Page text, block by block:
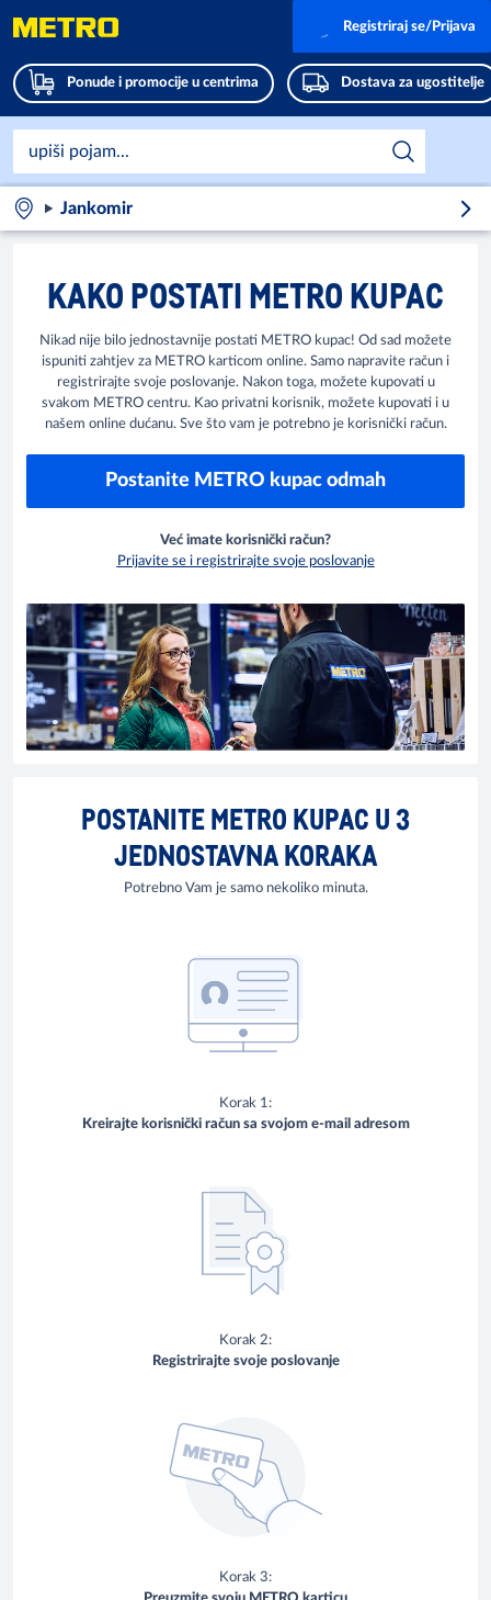
Ponude i promocije u centrima Dostava za ugostitelje
Registriraj se/Prijava
Jankomir
KAKO POSTATI METRO KUPAC
Nikad nije bilo jednostavnije postati METRO kupac! Od sad možete
ispuniti zahtjev za METRO karticom online. Samo napravite račun i
registrirajte svoje poslovanje. Nakon toga, možete kupovati u
svakom METRO centru. Kao privatni korisnik, možete kupovati i u
našem online dućanu. Sve što vam je potrebno je korisnički račun.
Postanite METRO kupac odmah
Već imate korisnički račun?
Prijavite se i registrirajte svoje poslovanje
POSTANITE METRO KUPAC U 3
JEDNOSTAVNA KORAKA
Potrebno Vam je samo nekoliko minuta.
Korak 1:
Kreirajte korisnički račun sa svojom e-mail adresom
Korak 2:
Registrirajte svoje poslovanje
Korak 3: